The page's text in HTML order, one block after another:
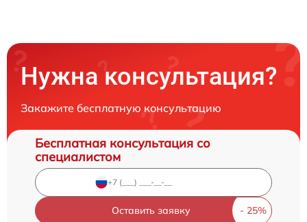
Нужна консультация?
Закажите бесплатную консультацию
Бесплатная консультация со
специалистом
Оставить заявку